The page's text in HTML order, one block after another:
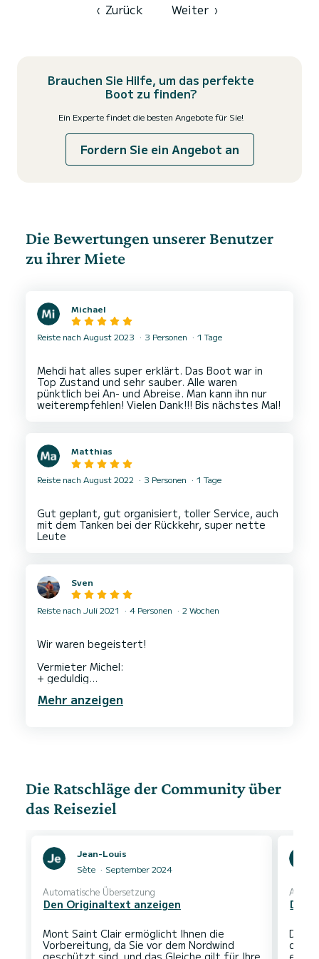
‹ Zurück Weiter ›
Brauchen Sie Hilfe, um das perfekte
Boot zu finden?
Ein Experte findet die besten Angebote für Sie!
Fordern Sie ein Angebot an
Die Bewertungen unserer Benutzer
zu ihrer Miete
Michael
Reiste nach August 2023 3 Personen 1 Tage
Mehdi hat alles super erklärt. Das Boot war in
Top Zustand und sehr sauber. Alle waren
pünktlich bei An- und Abreise. Man kann ihn nur
Matthias
Reiste nach August 2022 3 Personen 1 Tage
Gut geplant, gut organisiert, toller Service, auch
mit dem Tanken bei der Rückkehr, super nette
Sven
Reiste nach Juli 2021 4 Personen 2 Wochen
Wir waren begeistert!
Vermieter Michel:
+ geduldig
+ gute Einweisung
+ Inventar übersichtlich verteilt
+ Einkaufsmöglichkeiten in der Nähe (Sète)
+ gratis Parkplatz
- Heimathafen keine WC's & Duschen
Mehr anzeigen
Die Ratschläge der Community über
das Reiseziel
Jean-Louis
Sète
September 2024
Automatische Übersetzung
Den Originaltext anzeigen
Mont Saint Clair ermöglicht Ihnen die
Vorbereitung, da Sie vor dem Nordwind
Den
Das
den